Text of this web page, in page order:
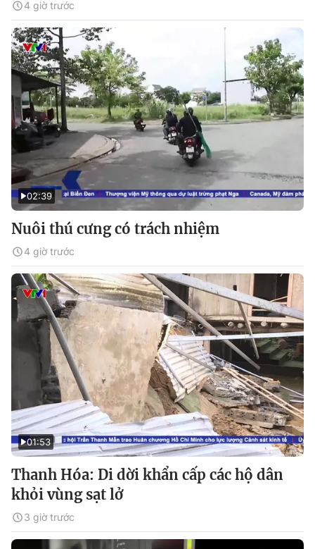
4 giờ trước
02:39
Nuôi thú cưng có trách nhiệm
4 giờ trước
01:53
Thanh Hóa: Di dời khẩn cấp các hộ dân
khỏi vùng sạt lở
3 giờ trước